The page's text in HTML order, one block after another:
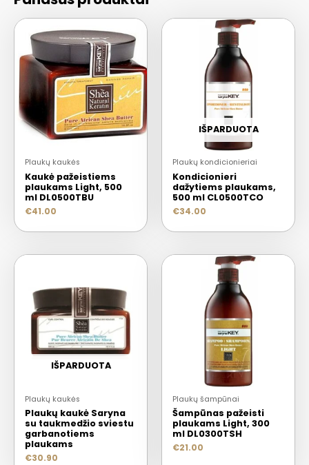
Plaukų kaukės
Kaukė pažeistiems
plaukams Light, 500
ml DL0500TBU
€41.00
IŠPARDUOTA
Plaukų kondicionieriai
Kondicionieri
dažytiems plaukams,
500 ml CL0500TCO
€34.00
IŠPARDUOTA
Plaukų kaukės
Plaukų kaukė Saryna
su taukmedžio sviestu
garbanotiems
plaukams
€30.90
Plaukų šampūnai
Šampūnas pažeisti
plaukams Light, 300
ml DL0300TSH
€21.00